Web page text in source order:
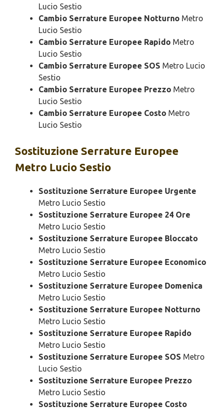
Lucio Sestio
Cambio Serrature Europee Notturno Metro
Lucio Sestio
Cambio Serrature Europee Rapido Metro
Lucio Sestio
Cambio Serrature Europee SOS Metro Lucio
Sestio
Cambio Serrature Europee Prezzo Metro
Lucio Sestio
Cambio Serrature Europee Costo Metro
Lucio Sestio
Sostituzione Serrature Europee
Metro Lucio Sestio
Sostituzione Serrature Europee Urgente
Metro Lucio Sestio
Sostituzione Serrature Europee 24 Ore
Metro Lucio Sestio
Sostituzione Serrature Europee Bloccato
Metro Lucio Sestio
Sostituzione Serrature Europee Economico
Metro Lucio Sestio
Sostituzione Serrature Europee Domenica
Metro Lucio Sestio
Sostituzione Serrature Europee Notturno
Metro Lucio Sestio
Sostituzione Serrature Europee Rapido
Metro Lucio Sestio
Sostituzione Serrature Europee SOS Metro
Lucio Sestio
Sostituzione Serrature Europee Prezzo
Metro Lucio Sestio
Sostituzione Serrature Europee Costo